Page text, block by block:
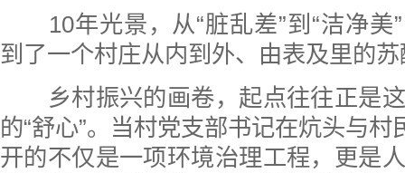
10年光景，从“脏乱差”到“洁净美
到了一个村庄从内到外、由表及里的
乡村振兴的画卷，起点往往正是这
的“舒心”。当村党支部书记在炕头与村
开的不仅是一项环境治理工程，更是